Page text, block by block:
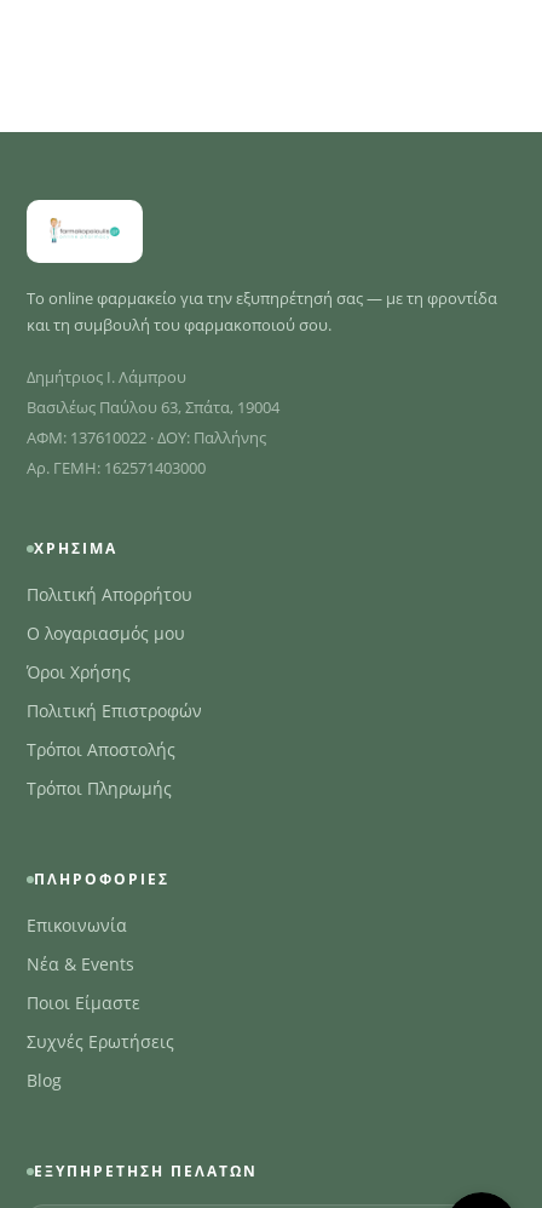
Το online φαρμακείο για την εξυπηρέτησή σας — με τη φροντίδα
και τη συμβουλή του φαρμακοποιού σου.
Δημήτριος Ι. Λάμπρου
Βασιλέως Παύλου 63, Σπάτα, 19004
ΑΦΜ: 137610022 · ΔΟΥ: Παλλήνης
Αρ. ΓΕΜΗ: 162571403000
ΧΡΉΣΙΜΑ
Πολιτική Απορρήτου
Ο λογαριασμός μου
Όροι Χρήσης
Πολιτική Επιστροφών
Τρόποι Αποστολής
Τρόποι Πληρωμής
ΠΛΗΡΟΦΟΡΊΕΣ
Επικοινωνία
Νέα & Events
Ποιοι Είμαστε
Συχνές Ερωτήσεις
Blog
ΕΞΥΠΗΡΈΤΗΣΗ ΠΕΛΑΤΏΝ